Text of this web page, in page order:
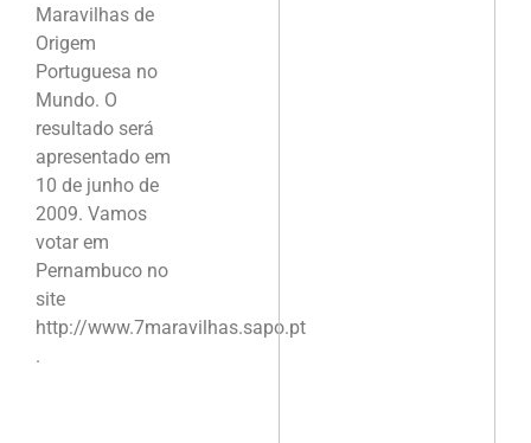
Maravilhas de
Origem
Portuguesa no
Mundo. O
resultado será
apresentado em
10 de junho de
2009. Vamos
votar em
Pernambuco no
site
http://www.7maravilhas.sapo.pt
.